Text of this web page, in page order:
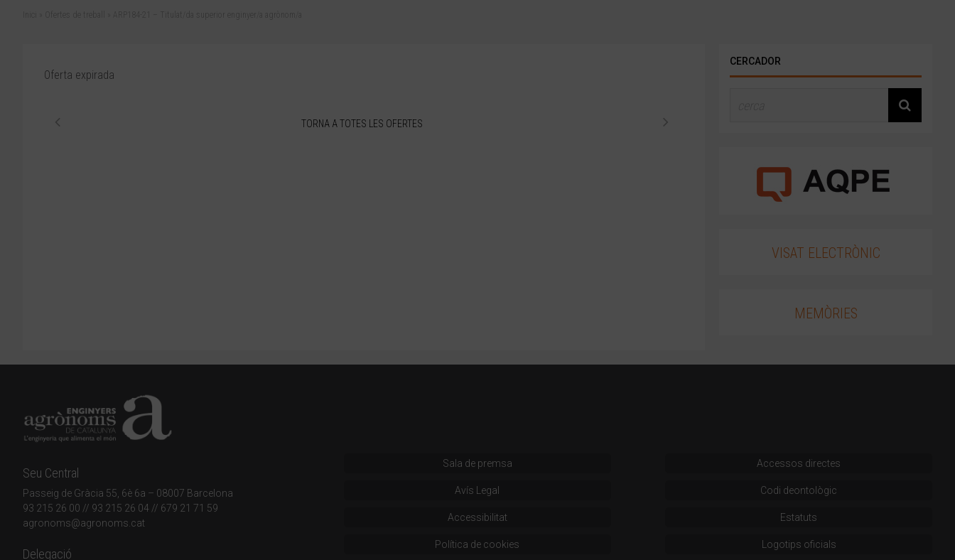
Oferta expirada
TORNA A TOTES LES OFERTES
CERCADOR
VISAT ELECTRÒNIC
MEMÒRIES
Seu Central
Passeig de Gràcia 55, 6è 6a – 08007 Barcelona
93 215 26 00 // 93 215 26 04 // 679 21 71 59
agronoms@agronoms.cat
Delegació
Sala de premsa
Avís Legal
Accessibilitat
Política de cookies
Accessos directes
Codi deontològic
Estatuts
Logotips oficials